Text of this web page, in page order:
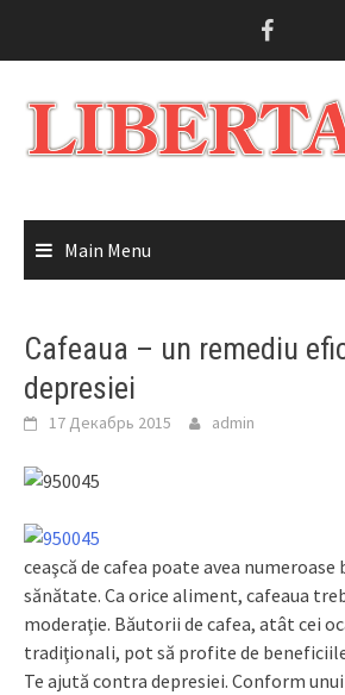
Main Menu
Cafeaua – un remediu
depresiei
17 Декабрь 2015 admin
ceaşcă de cafea poate avea
sănătate. Ca orice aliment, cafeaua
moderaţie. Băutorii de cafea, atât cei
tradiţionali, pot să profite de
Te ajută contra depresiei. Conform